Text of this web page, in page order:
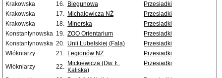
Krakowska
16. Biegunowa
Przesiadki
Krakowska
17. Michałowicza NŻ
Przesiadki
Krakowska
18. Minerska
Przesiadki
Konstantynowska 19. ZOO Orientarium
Przesiadki
Konstantynowska 20. Unii Lubelskiej (Fala)
Przesiadki
Włókniarzy
21. Legionów NŻ
Przesiadki
Włókniarzy
22. Mickiewicza (Dw. Ł.
Kaliska)
Przesiadki